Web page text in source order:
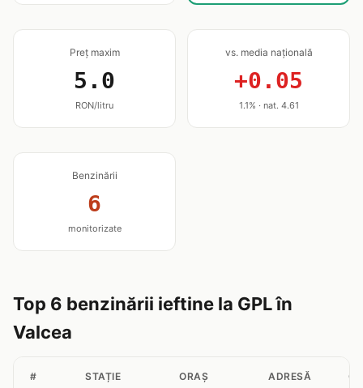
Preț maxim
5.0
RON/litru
vs. media națională
+0.05
1.1% · nat. 4.61
Benzinării
6
monitorizate
Top 6 benzinării ieftine la GPL în
Valcea
# STAȚIE ORAȘ ADRESĂ